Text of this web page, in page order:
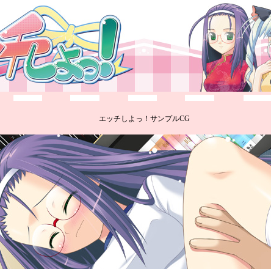
エッチしよっ！サンプルCG